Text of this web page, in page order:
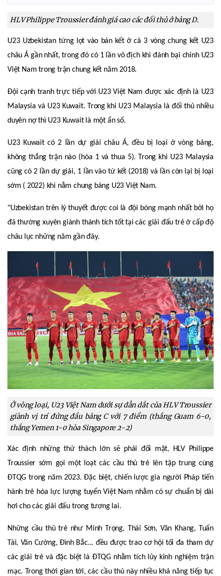
HLV Philippe Troussier đánh giá cao các đối thủ ở bảng D.
U23 Uzbekistan từng lọt vào bán kết ở cả 3 vòng chung kết U23
châu Á gần nhất, trong đó có 1 lần vô địch khi đánh bại chính U23
Việt Nam trong trận chung kết năm 2018.
Đội cạnh tranh trực tiếp với U23 Việt Nam được xác định là U23
Malaysia và U23 Kuwait. Trong khi U23 Malaysia là đối thủ nhiều
duyên nợ thì U23 Kuwait là một ẩn số.
U23 Kuwait có 2 lần dự giải châu Á, đều bị loại ở vòng bảng,
không thắng trận nào (hòa 1 và thua 5). Trong khi U23 Malaysia
cũng có 2 lần dự giải, 1 lần vào tứ kết (2018) và lần còn lại bị loại
sớm ( 2022) khi nằm chung bảng U23 Việt Nam.
"Uzbekistan trên lý thuyết được coi là đội bóng mạnh nhất bởi họ
đã thường xuyên giành thành tích tốt tại các giải đấu trẻ ở cấp độ
châu lục những năm gần đây.
Ở vòng loại, U23 Việt Nam dưới sự dẫn dắt của HLV Troussier
giành vị trí đứng đầu bảng C với 7 điểm (thắng Guam 6-0,
thắng Yemen 1-0 hòa Singapore 2-2)
Xác định những thử thách lớn sẽ phải đối mặt, HLV Philippe
Troussier sớm gọi một loạt các cầu thủ trẻ lên tập trung cùng
ĐTQG trong năm 2023. Đặc biệt, chiến lược gia người Pháp tiến
hành trẻ hóa lực lượng tuyển Việt Nam nhằm có sự chuẩn bị dài
hơi cho các giải đấu trong tương lai.
Những cầu thủ trẻ như Minh Trọng, Thái Sơn, Văn Khang, Tuấn
Tài, Văn Cường, Đình Bắc... đều được trao cơ hội tối đa tham dự
các giải trẻ và đặc biệt là ĐTQG nhằm tích lũy kinh nghiệm trận
mạc. Trong thời gian tới, các cầu thủ này nhiều khả năng tiếp tục